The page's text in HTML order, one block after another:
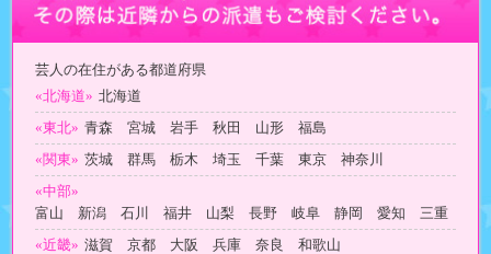
芸人の在住がある都道府県
«北海道» 北海道
«東北» 青森 宮城 岩手 秋田 山形 福島
«関東» 茨城 群馬 栃木 埼玉 千葉 東京 神奈川
«中部»
富山 新潟 石川 福井 山梨 長野 岐阜 静岡 愛知 三重
«近畿» 滋賀 京都 大阪 兵庫 奈良 和歌山